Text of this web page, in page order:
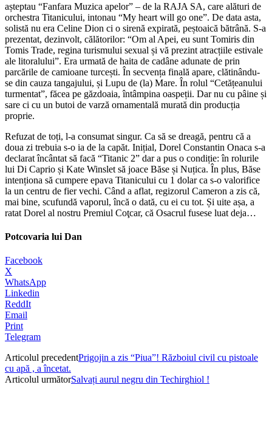
așteptau “Fanfara Muzica apelor” – de la RAJA SA, care alături de
orchestra Titanicului, intonau “My heart will go one”. De data asta,
solistă nu era Celine Dion ci o sirenă expirată, peștoaică bătrână. S-a
prezentat, dezinvolt, călătorilor: “Om al Apei, eu sunt Tomiris din
Tomis Trade, regina turismului sexual și vă prezint atracțiile estivale
ale litoralului”. Era urmată de haita de cadâne adunate de prin
parcările de camioane turcești. În secvența finală apare, clătinându-
se din cauza tangajului, și Lupu de (la) Mare. În rolul “Cetățeanului
turmentat”, făcea pe găzdoaia, întâmpina oaspeții. Dar nu cu pâine și
sare ci cu un butoi de varză ornamentală murată din producția
proprie.
Refuzat de toți, l-a consumat singur. Ca să se dreagă, pentru că a
doua zi trebuia s-o ia de la capăt. Inițial, Dorel Constantin Onaca s-a
declarat încântat să facă “Titanic 2” dar a pus o condiție: în rolurile
lui Di Caprio și Kate Winslet să joace Băse și Nuțica. În plus, Băse
intenționa să cumpere epava Titanicului cu 1 dolar ca s-o valorifice
la un centru de fier vechi. Când a aflat, regizorul Cameron a zis că,
mai bine, scufundă vaporul, încă o dată, cu ei cu tot. Și uite așa, a
ratat Dorel al nostru Premiul Coţcar, că Osacrul fusese luat deja…
Potcovaria lui Dan
Facebook
X
WhatsApp
Linkedin
ReddIt
Email
Print
Telegram
Articolul precedentPrigojin a zis “Piua”! Războiul civil cu pistoale
cu apă , a încetat.
Articolul următorSalvați aurul negru din Techirghiol !